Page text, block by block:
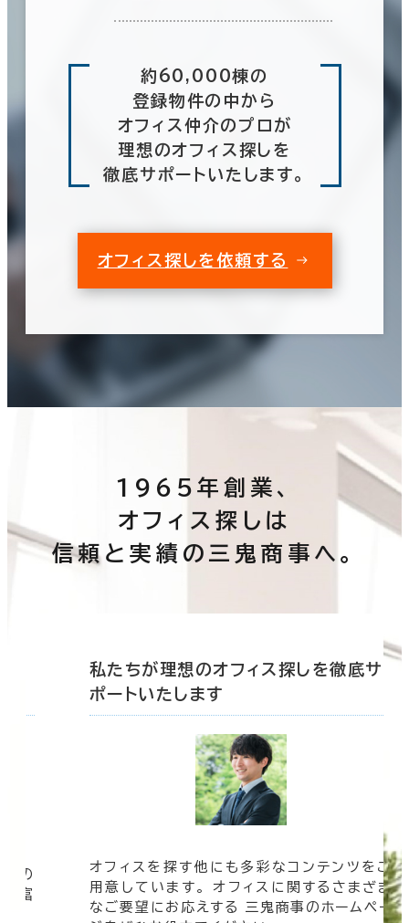
約60,000棟の
登録物件の中から
オフィス仲介のプロが
理想のオフィス探しを
徹底サポートいたします。
オフィス探しを依頼する
1965年創業、
オフィス探しは
信頼と実績の三鬼商事へ。
ご
ま
私たちが理想のオフィス探しを徹底サ
ポートいたします
オフィスビルの情報がすぐに欲しい！ そんな
時は三鬼商事へお問い合わせください。 より
速く、より正確に、より良い情報をお届けしま